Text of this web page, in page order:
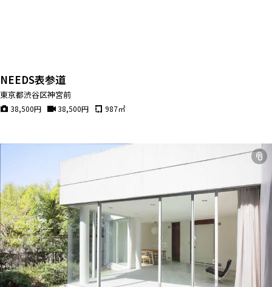
NEEDS表参道
東京都渋谷区神宮前
38,500円 38,500円 987㎡